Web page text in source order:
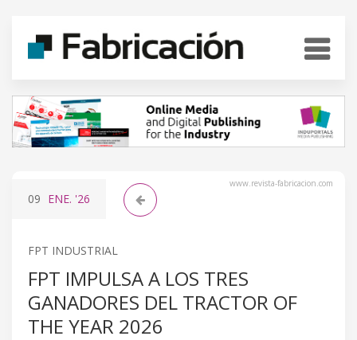
www.revista-fabricacion.com
09 ENE. '26
FPT INDUSTRIAL
FPT IMPULSA A LOS TRES
GANADORES DEL TRACTOR OF
THE YEAR 2026